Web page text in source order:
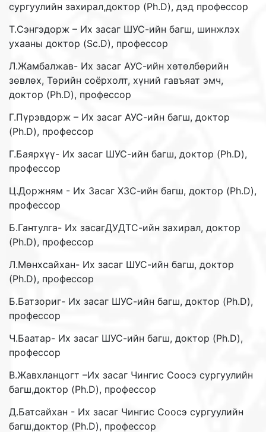
сургуулийн захирал,доктор (Ph.D), дэд профессор
Т.Сэнгэдорж – Их засаг ШУС-ийн багш, шинжлэх
ухааны доктор (Sc.D), профессор
Л.Жамбалжав- Их засаг АУС-ийн хөтөлбөрийн
зөвлөх, Төрийн соёрхолт, хүний гавъяат эмч,
доктор (Ph.D), профессор
Г.Пүрэвдорж – Их засаг АУС-ийн багш, доктор
(Ph.D), профессор
Г.Баярхүү- Их засаг ШУС-ийн багш, доктор (Ph.D),
профессор
Ц.Доржням - Их Засаг ХЗС-ийн багш, доктор (Ph.D),
профессор
Б.Гантулга- Их засагДУДТС-ийн захирал, доктор
(Ph.D), профессор
Л.Мөнхсайхан- Их засаг ШУС-ийн багш, доктор
(Ph.D), профессор
Б.Батзориг- Их засаг ШУС-ийн багш, доктор (Ph.D),
профессор
Ч.Баатар- Их засаг ШУС-ийн багш, доктор (Ph.D),
профессор
В.Жавхланцогт –Их засаг Чингис Соосэ сургуулийн
багш,доктор (Ph.D), профессор
Д.Батсайхан - Их засаг Чингис Соосэ сургуулийн
багш,доктор (Ph.D), профессор